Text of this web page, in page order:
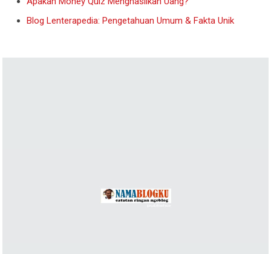
Blog Lenterapedia: Pengetahuan Umum & Fakta Unik